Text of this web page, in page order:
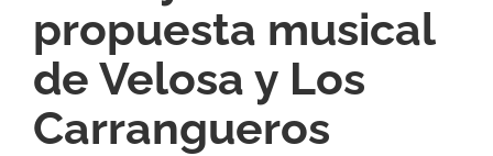
propuesta musical
de Velosa y Los
Carrangueros